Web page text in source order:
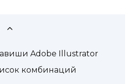
Adobe Illustrator
комбинаций